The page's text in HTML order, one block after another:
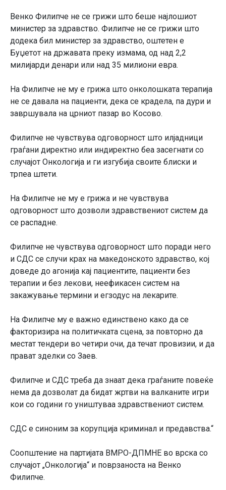
Венко Филипче не се грижи што беше најлошиот
министер за здравство. Филипче не се грижи што
додека бил министер за здравство, оштетен е
Буџетот на државата преку измама, од над 2,2
милијарди денари или над 35 милиони евра.
На Филипче не му е грижа што онколошката терапија
не се давала на пациенти, дека се крадела, па дури и
завршувала на црниот пазар во Косово.
Филипче не чувствува одговорност што илјадници
граѓани директно или индиректно беа засегнати со
случајот Онкологија и ги изгубија своите блиски и
трпеа штети.
На Филипче не му е грижа и не чувствува
одговорност што дозволи здравствениот систем да
се распадне.
Филипче не чувствува одговорност што поради него
и СДС се случи крах на македонското здравство, кој
доведе до агонија кај пациентите, пациенти без
терапии и без лекови, неефикасен систем на
закажување термини и егзодус на лекарите.
На Филипче му е важно единствено како да се
факторизира на политичката сцена, за повторно да
местат тендери во четири очи, да течат провизии, и да
прават зделки со Заев.
Филипче и СДС треба да знаат дека граѓаните повеќе
нема да дозволат да бидат жртви на валканите игри
кои со години го уништуваа здравствениот систем.
СДС е синоним за корупција криминал и предавства.“
Соопштение на партијата ВМРО-ДПМНЕ во врска со
случајот „Онкологија“ и поврзаноста на Венко
Филипче.